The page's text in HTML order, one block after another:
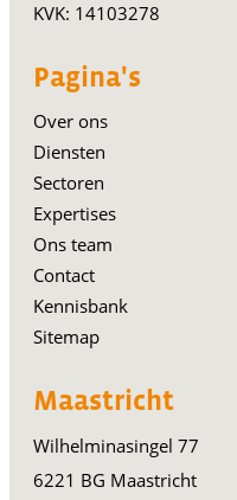
KVK: 14103278
Pagina's
Over ons
Diensten
Sectoren
Expertises
Ons team
Contact
Kennisbank
Sitemap
Maastricht
Wilhelminasingel 77
6221 BG Maastricht